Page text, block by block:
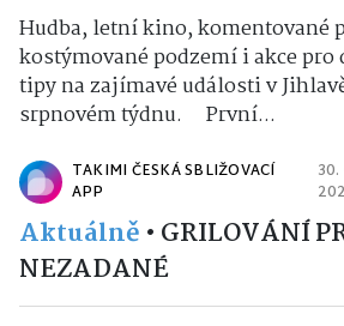
Hudba, letní kino, komentované
kostýmované podzemí i akce
tipy na zajímavé události v
srpnovém týdnu. První...
TAKIMI ČESKÁ SBLIŽOVACÍ
APP
Aktuálně • GRILOVÁNÍ
NEZADANÉ